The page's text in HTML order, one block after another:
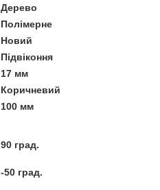
Дерево
Полімерне
Новий
Підвіконня
17 мм
Коричневий
100 мм
90 град.
-50 град.